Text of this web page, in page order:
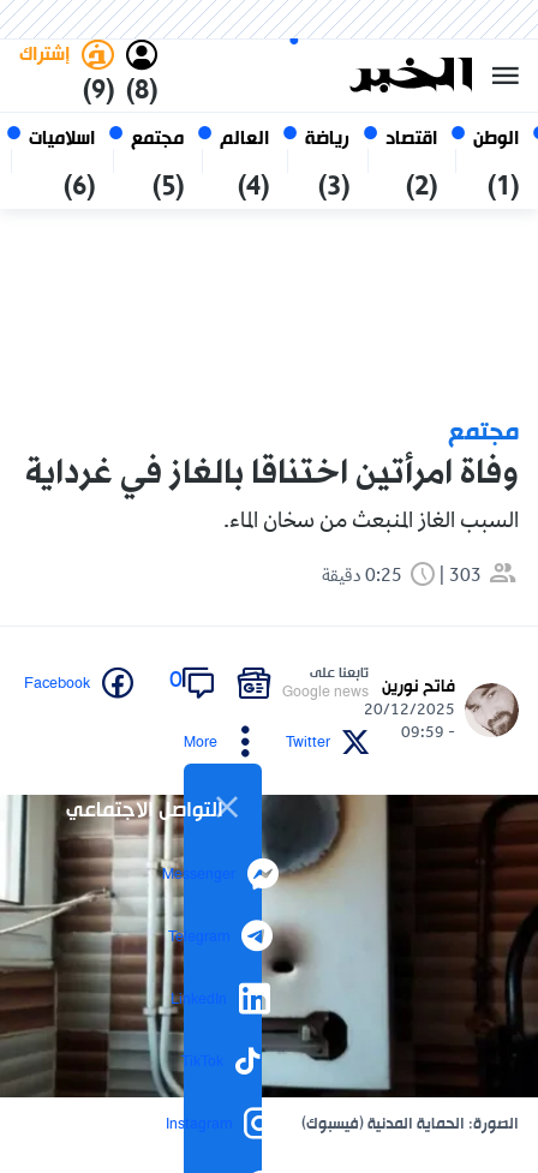
الوطن
(1)
اقتصاد
(2)
رياضة
(3)
العالم
(4)
مجتمع
(5)
اسلاميات
(6)
(8)
إشتراك
(9)
07 أغسطس 2026
الجزائر
مجتمع
وفاة امرأتين اختناقا بالغاز في غرداية
السبب الغاز المنبعث من سخان الماء.
303
فاتح نورين
20/12/2025
- 09:59
تابعنا على
Google news
0
Facebook
Twitter
More
التواصل الاجتماعي
Messenger
Telegram
LinkedIn
TikTok
Instagram الصورة: الحماية المدنية (فيسبوك)